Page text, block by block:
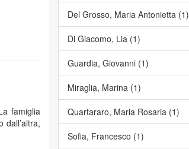
famiglia
dall’altra,
Del Grosso, Maria Antonietta (1)
Di Giacomo, Lia (1)
Guardia, Giovanni (1)
Miraglia, Marina (1)
Quartararo, Maria Rosaria (1)
Sofia, Francesco (1)